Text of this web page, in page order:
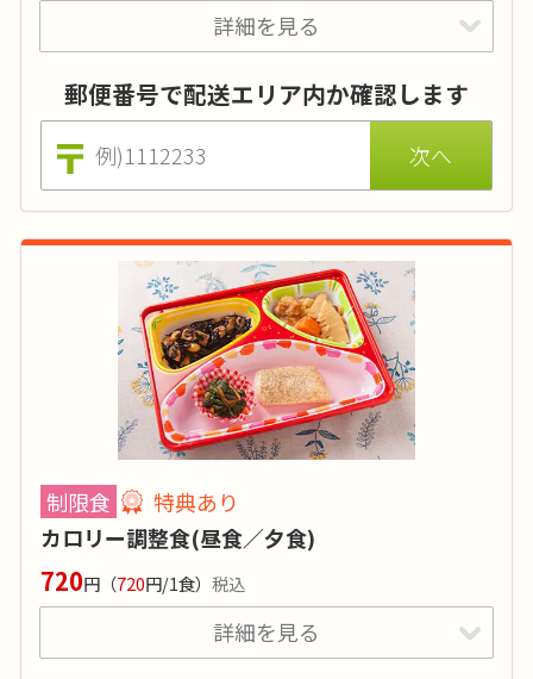
和洋中の日替わりで、700種類以上のおかずを
取り揃えています。ごはんセットの場合、概ね
500～600kcalになります。月に数回、丼やカ
レー、炊込みご飯があります。
: 450kcal
-
タンパク質 : 25g
塩分
1g～3g
品目数
: 5～6品目
脂質:20g／リン:300㎎
価格はおかずのみの場合（ごはんセットは570円 ※税込)。
刻み食は＋60円にて対応可能です。アレルギーをお持ちの方
詳細を見る
郵便番号で配送エリア内か確認します
制限食
特典あり
カロリー調整食(昼食／夕食)
720円 （720円/1食）税込
詳細を見る